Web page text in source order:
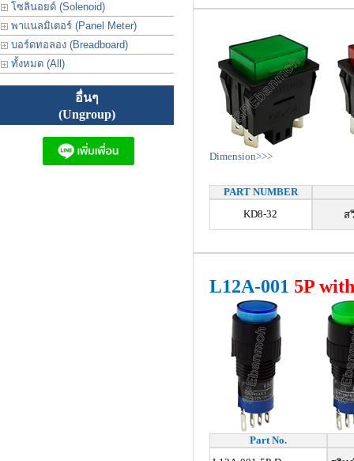
โซลินอยด์ (Solenoid)
พาแนลมิเตอร์ (Panel Meter)
บอร์ดทอลอง (Breadboard)
ทั้งหมด (All)
อื่นๆ
(Ungroup)
Dimension>>>
PART NUMBER
KD8-32
ส
L12A-001 5P
Part No.